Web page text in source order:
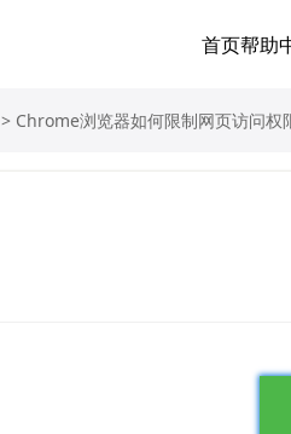
首页帮助
> Chrome浏览器如何限制网页访问权